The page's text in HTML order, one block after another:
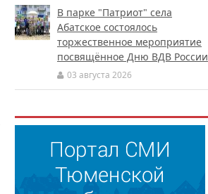
В парке "Патриот" села
Абатское состоялось
торжественное мероприятие
посвящённое Дню ВДВ России
03 августа 2026